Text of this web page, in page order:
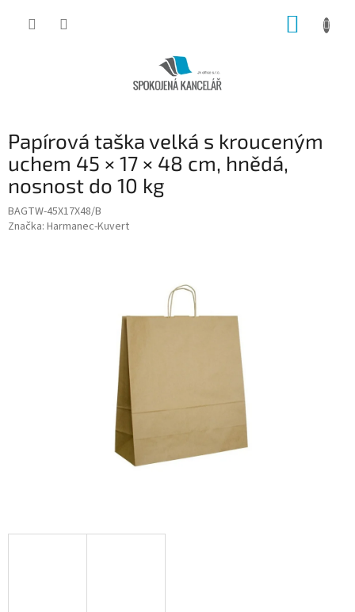
Papírová taška velká s krouceným
uchem 45 × 17 × 48 cm, hnědá,
nosnost do 10 kg
BAGTW-45X17X48/B
Značka: Harmanec-Kuvert